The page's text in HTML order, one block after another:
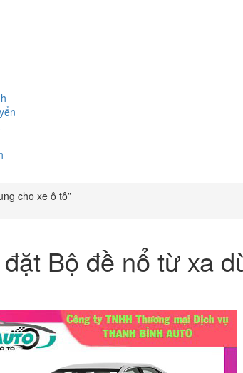
cho xe ô tô”
Bộ đề nổ từ xa